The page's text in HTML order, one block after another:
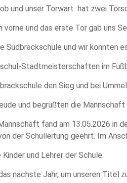
und unser Torwart hat zwei
und das erste Tor gab uns
und wir konnten
Stadtmeisterschaften im
den Sieg und bei
und begrüßten die
fand am 13.05.2026 in
der Schulleitung geehrt. Im
und Lehrer der Schule.
nächste Jahr, um unseren Titel